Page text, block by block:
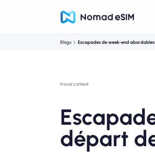
Blogs Escapades de week-end
travel content
départ